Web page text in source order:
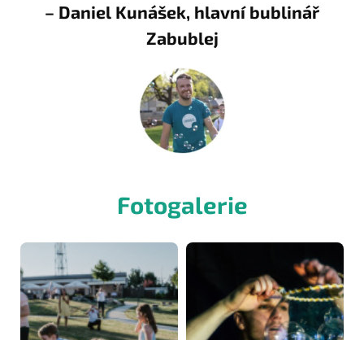
– Daniel Kunášek, hlavní bublinář
Zabublej
Fotogalerie